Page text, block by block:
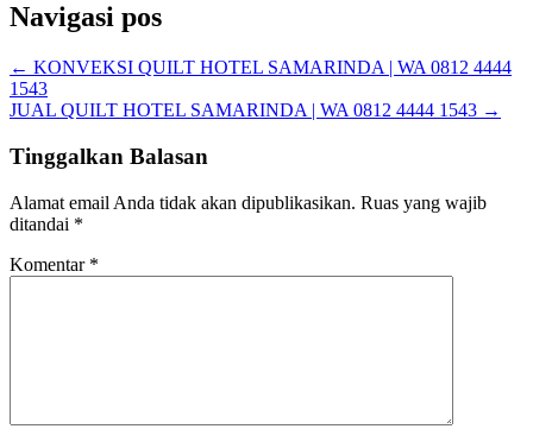
Navigasi pos
← KONVEKSI QUILT HOTEL SAMARINDA | WA 0812 4444
1543
JUAL QUILT HOTEL SAMARINDA | WA 0812 4444 1543 →
Tinggalkan Balasan
Alamat email Anda tidak akan dipublikasikan. Ruas yang wajib
ditandai *
Komentar *